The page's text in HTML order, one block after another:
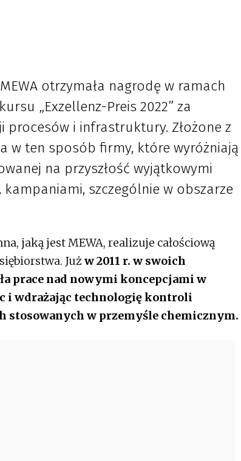
otrzymała nagrodę w ramach
„Exzellenz-Preis 2022” za
i infrastruktury. Złożone z
w ten sposób firmy, które wyróżniają
na przyszłość wyjątkowymi
szczególnie w obszarze
jaką jest MEWA, realizuje całościową
Jużw 2011 r. w swoich
prace nad nowymi koncepcjami w
i wdrażając technologię kontroli
stosowanych w przemyśle chemicznym.